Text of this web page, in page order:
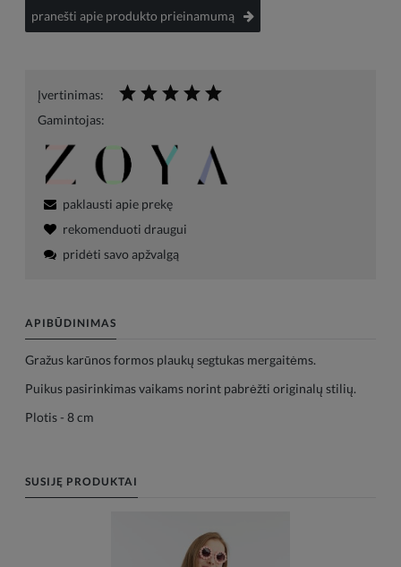
pranešti apie produkto prieinamumą
Įvertinimas:
Gamintojas:
paklausti apie prekę
rekomenduoti draugui
pridėti savo apžvalgą
APIBŪDINIMAS
Gražus karūnos formos plaukų segtukas mergaitėms.
Puikus pasirinkimas vaikams norint pabrėžti originalų stilių.
Plotis - 8 cm
SUSIJĘ PRODUKTAI